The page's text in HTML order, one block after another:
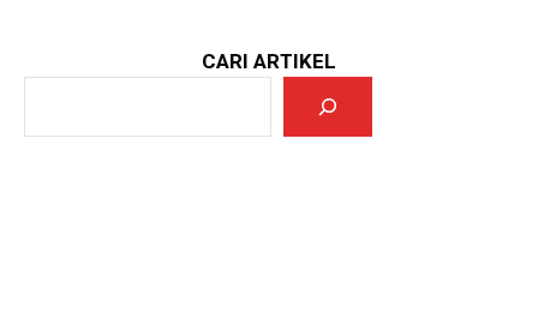
CARI ARTIKEL